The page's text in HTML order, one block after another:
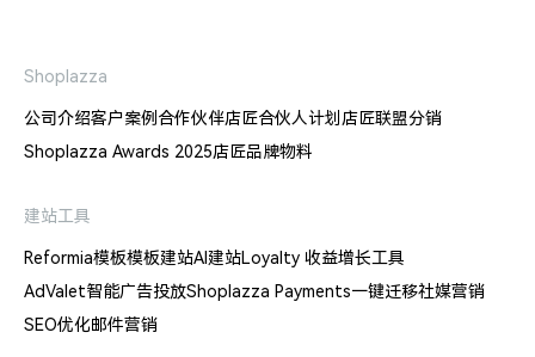
Shoplazza
公司介绍客户案例 合作伙伴店匠合伙人计划 店匠联盟分销
Shoplazza Awards 2025店匠品牌物料
建站工具
Reformia模板模板建站AI建站Loyalty 收益增长工具
AdValet智能广告投放Shoplazza Payments一键迁移社媒营销
SEO优化邮件营销